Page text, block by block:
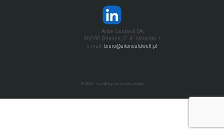
Aiton Caldwell SA
80-280 Gdańsk, C. K. Norwida 1
e-mail:
biuro@aitoncaldwell.pl
© 2026 - wszelkie prawa zastrzeżone